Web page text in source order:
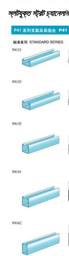
স্লটযুক্ত স্ট্রট চ্যানেল